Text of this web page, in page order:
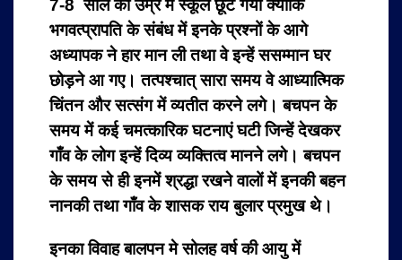
7-8 साल की उम्र में स्कूल छूट गया क्योंकि
भगवत्प्रापति के संबंध में इनके प्रश्नों के आगे
अध्यापक ने हार मान ली तथा वे इन्हें ससम्मान घर
छोड़ने आ गए। तत्पश्चात् सारा समय वे आध्यात्मिक
चिंतन और सत्संग में व्यतीत करने लगे। बचपन के
समय में कई चमत्कारिक घटनाएं घटी जिन्हें देखकर
गाँव के लोग इन्हें दिव्य व्यक्तित्व मानने लगे। बचपन
के समय से ही इनमें श्रद्धा रखने वालों में इनकी बहन
नानकी तथा गाँव के शासक राय बुलार प्रमुख थे।
इनका विवाह बालपन मे सोलह वर्ष की आयु में